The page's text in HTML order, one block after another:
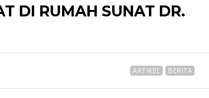
DI RUMAH SUNAT DR.
ARTIKEL BERITA